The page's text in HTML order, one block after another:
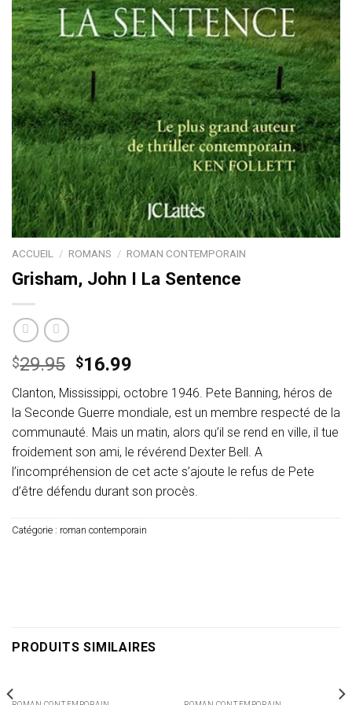
ACCUEIL / ROMANS / ROMAN CONTEMPORAIN
Grisham, John I La Sentence
$29.95 Le
prix
initial
était :
$29.95.
$16.99
prix
actuel
est :
$16.99.
Clanton, Mississippi, octobre 1946. Pete Banning, héros de
la Seconde Guerre mondiale, est un membre respecté de la
communauté. Mais un matin, alors qu’il se rend en ville, il tue
froidement son ami, le révérend Dexter Bell. A
l’incompréhension de cet acte s’ajoute le refus de Pete
d’être défendu durant son procès.
Catégorie : roman contemporain
PRODUITS SIMILAIRES